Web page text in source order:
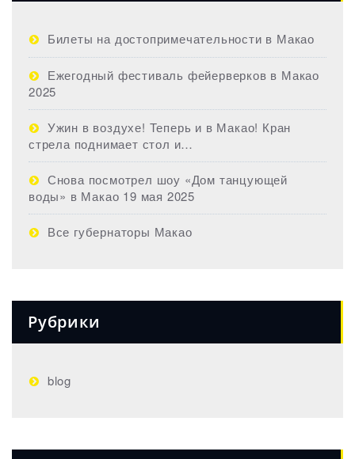
Билеты на достопримечательности в Макао
Ежегодный фестиваль фейерверков в Макао
2025
Ужин в воздухе! Теперь и в Макао! Кран
стрела поднимает стол и…
Снова посмотрел шоу «Дом танцующей
воды» в Макао 19 мая 2025
Все губернаторы Макао
Рубрики
blog